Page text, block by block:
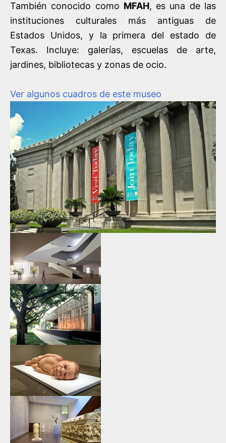
También conocido como MFAH, es una de las
instituciones culturales más antiguas de
Estados Unidos, y la primera del estado de
Texas. Incluye: galerías, escuelas de arte,
jardines, bibliotecas y zonas de ocio.
Ver algunos cuadros de este museo